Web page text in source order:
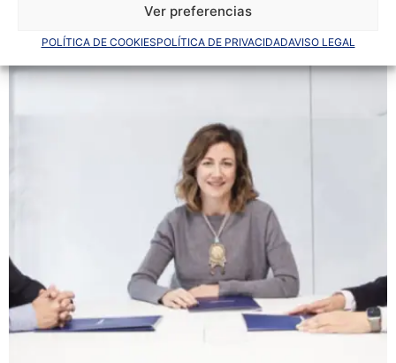
Ver preferencias
POLÍTICA DE COOKIESPOLÍTICA DE PRIVACIDADAVISO LEGAL